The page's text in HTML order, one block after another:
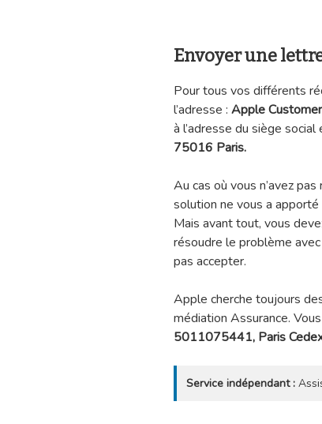
Envoyer une
Pour tous vos différents
l’adresse : Apple
à l’adresse du siège social
75016 Paris.
Au cas où vous n’avez
solution ne vous a
Mais avant tout, vous
résoudre le problème
pas accepter.
Apple cherche toujours
médiation Assurance.
5011075441, Paris
Service indépendant :